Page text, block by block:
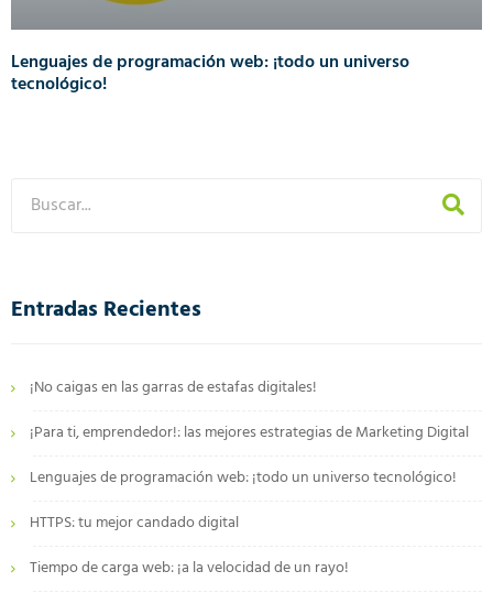
Lenguajes de programación web: ¡todo un universo
tecnológico!
Entradas Recientes
¡No caigas en las garras de estafas digitales!
¡Para ti, emprendedor!: las mejores estrategias de Marketing Digital
Lenguajes de programación web: ¡todo un universo tecnológico!
HTTPS: tu mejor candado digital
Tiempo de carga web: ¡a la velocidad de un rayo!